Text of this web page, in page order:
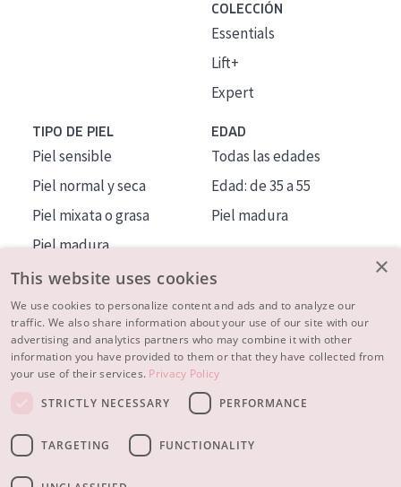
COLECCIÓN
Essentials
Lift+
Expert
TIPO DE PIEL
Piel sensible
Piel normal y seca
Piel mixata o grasa
Piel madura
Piel expuesta al sol
Piel menopáusica
EDAD
Todas las edades
Edad: de 35 a 55
Piel madura
MÁS SOBRE NOSOTROS
INSPIRACIÓN
CONTACTO
© 2023 - 2026 Diadermine
×
This website uses cookies
We use cookies to personalize content and ads and to analyze our
traffic. We also share information about your use of our site with our
advertising and analytics partners who may combine it with other
information you have provided to them or that they have collected from
your use of their services. Privacy Policy
STRICTLY NECESSARY
PERFORMANCE
TARGETING FUNCTIONALITY